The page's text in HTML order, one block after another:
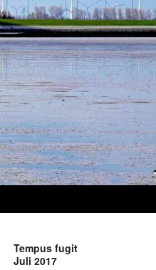
Tempus fugit
Juli 2017